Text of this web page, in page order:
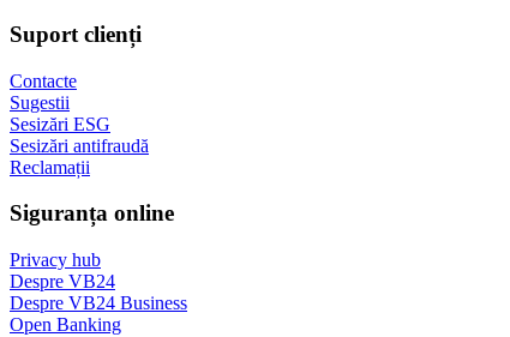
Suport clienți
Contacte
Sugestii
Sesizări ESG
Sesizări antifraudă
Reclamații
Siguranța online
Privacy hub
Despre VB24
Despre VB24 Business
Open Banking